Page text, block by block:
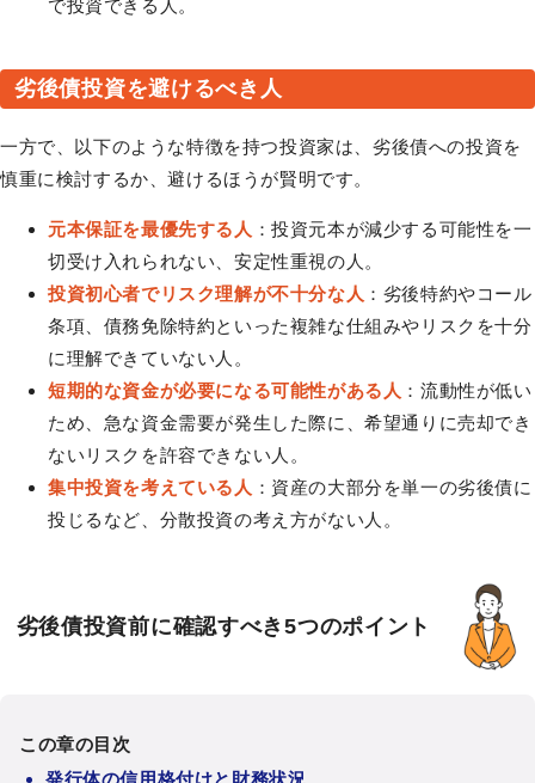
で投資できる人。
劣後債投資を避けるべき人
一方で、以下のような特徴を持つ投資家は、劣後債への投資を
慎重に検討するか、避けるほうが賢明です。
元本保証を最優先する人 ：投資元本が減少する可能性を一
切受け入れられない、安定性重視の人。
投資初心者でリスク理解が不十分な人 ：劣後特約やコール
条項、債務免除特約といった複雑な仕組みやリスクを十分
に理解できていない人。
短期的な資金が必要になる可能性がある人 ：流動性が低い
ため、急な資金需要が発生した際に、希望通りに売却でき
ないリスクを許容できない人。
集中投資を考えている人 ：資産の大部分を単一の劣後債に
投じるなど、分散投資の考え方がない人。
劣後債投資前に確認すべき5つのポイント
この章の目次
発行体の信用格付けと財務状況